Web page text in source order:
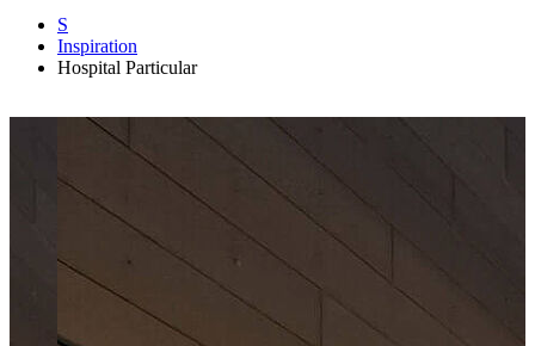
S
Inspiration
Hospital Particular